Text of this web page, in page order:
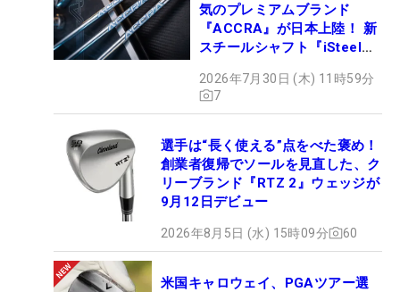
気のプレミアムブランド
『ACCRA』が日本上陸！ 新
スチールシャフト『iSteel
2026年7月30日 (木) 11時59分
7
選手は“長く使える”点をべた褒め！
創業者復帰でソールを見直した、ク
リーブランド『RTZ 2』ウェッジが
9月12日デビュー
2026年8月5日 (水) 15時09分 60
米国キャロウェイ、PGAツアー選